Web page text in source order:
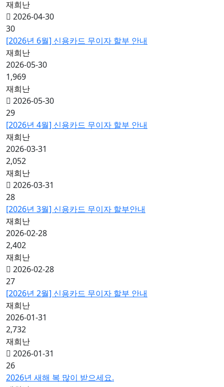
재희난
2026-04-30
30
[2026년 6월] 신용카드 무이자 할부 안내
재희난
2026-05-30
1,969
재희난
2026-05-30
29
[2026년 4월] 신용카드 무이자 할부 안내
재희난
2026-03-31
2,052
재희난
2026-03-31
28
[2026년 3월] 신용카드 무이자 할부안내
재희난
2026-02-28
2,402
재희난
2026-02-28
27
[2026년 2월] 신용카드 무이자 할부 안내
재희난
2026-01-31
2,732
재희난
2026-01-31
26
2026년 새해 복 많이 받으세요.